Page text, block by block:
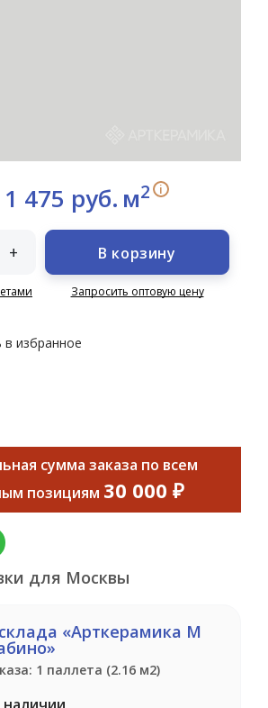
1 475 руб. м2 i
+ В корзину
Запросить оптовую цену
избранное
сумма заказа по всем
позициям 30 000 ₽
для Москвы
«Арткерамика М
1 паллета (2.16 м2)